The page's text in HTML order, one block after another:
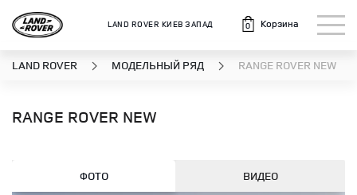
LAND ROVER КИЕВ ЗАПАД 0 Корзина
LAND ROVER МОДЕЛЬНЫЙ РЯД RANGE ROVER NEW
RANGE ROVER NEW
ФОТО ВИДЕО